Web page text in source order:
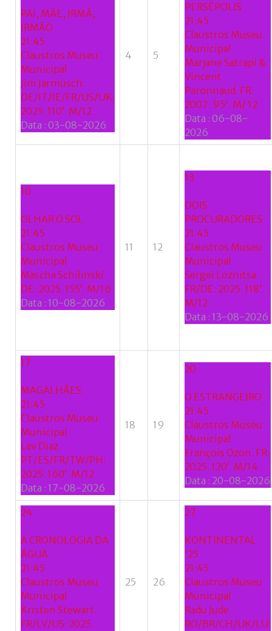
PAI, MÃE, IRMÃ,
IRMÃO
21:45
Claustros Museu
Municipal
Jim Jarmusch.
DE/IT/IE/FR/US/UK:
2025. 110’. M/12
Data : 03-08-2026
4 5
PERSÉPOLIS
21:45
Claustros Museu
Municipal
Marjane Satrapi &
Vincent
Paronnaud. FR:
2007. 95'. M/ 12
Data : 06-08-
2026
10
OLHAR O SOL
21:45
Claustros Museu
Municipal
Mascha Schilinski.
DE: 2025. 155’. M/16
Data : 10-08-2026
11 12
13
DOIS
PROCURADORES
21:45
Claustros Museu
Municipal
Sergei Loznitsa.
FR/DE: 2025. 118’.
M/12
Data : 13-08-2026
17
MAGALHÃES
21:45
Claustros Museu
Municipal
Lav Diaz.
PT/ES/FR/TW/PH:
2025. 160’. M/12
Data : 17-08-2026
18 19
20
O ESTRANGEIRO
21:45
Claustros Museu
Municipal
François Ozon. FR:
2025. 120’. M/14
Data : 20-08-2026
24
A CRONOLOGIA DA
ÁGUA
21:45
Claustros Museu
Municipal
Kristen Stewart.
FR/LV/US: 2025.
25 26
27
KONTINENTAL
'25
21:45
Claustros Museu
Municipal
Radu Jude.
RO/BR/CH/UK/LU: